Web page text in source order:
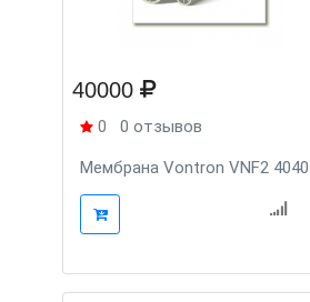
40000
0 0 отзывов
Мембрана Vontron VNF2 4040